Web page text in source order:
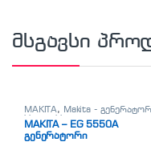
მსგავსი
MAKITA, Makita -
სხვადასხვა
MAKITA – EG 5550A
გენერატორი